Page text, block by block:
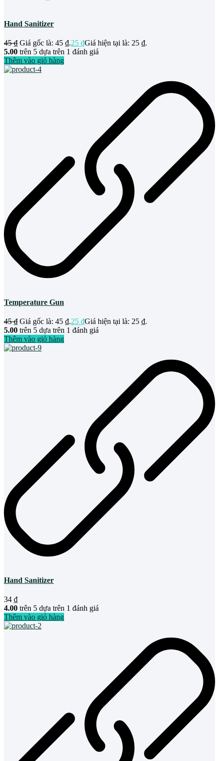
Hand Sanitizer
45₫ Giá gốc là: 45 ₫.25 ₫Giá hiện tại là: 25 ₫.
5.00 trên 5 dựa trên 1 đánh giá
Thêm vào giỏ hàng
Temperature Gun
45₫ Giá gốc là: 45 ₫.25 ₫Giá hiện tại là: 25 ₫.
5.00 trên 5 dựa trên 1 đánh giá
Thêm vào giỏ hàng
Hand Sanitizer
34 ₫
4.00 trên 5 dựa trên 1 đánh giá
Thêm vào giỏ hàng